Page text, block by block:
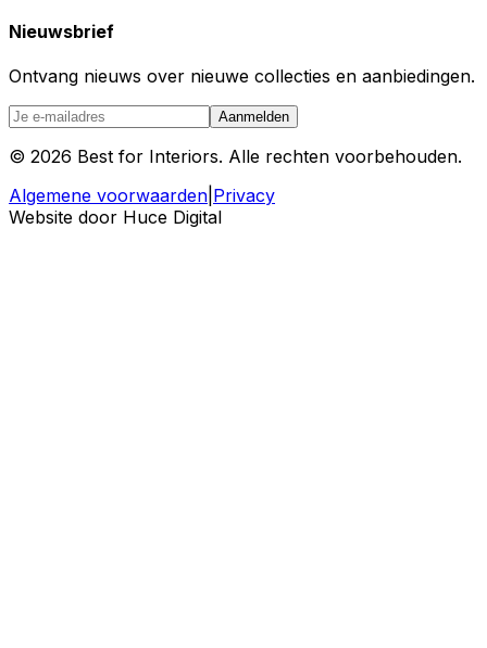
Nieuwsbrief
Ontvang nieuws over nieuwe collecties en aanbiedingen.
Aanmelden
© 2026 Best for Interiors. Alle rechten voorbehouden.
Algemene voorwaarden Privacy
Website door Huce Digital